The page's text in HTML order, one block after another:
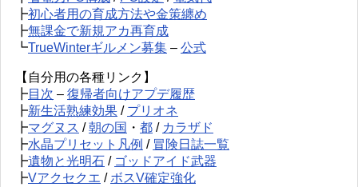
┣初心者用の育成方法や金策纏め
┣無課金で新規アカ再育成
┗TrueWinterギルメン募集 – 公式
【自分用の各種リンク】
┣目次 – 復帰者向けアプデ履歴
┣新生活熟練効果 / プリオネ
┣マグヌス /朝の国 ・ 都 / カラザド
┣水晶プリセット凡例 / 冒険日誌一覧
┣遺物と光明石 / ゴッドアイド武器
┣Vアクセクエ / ボスV確定強化